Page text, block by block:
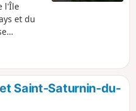
l'Île
et du
Saint-Saturnin-du-